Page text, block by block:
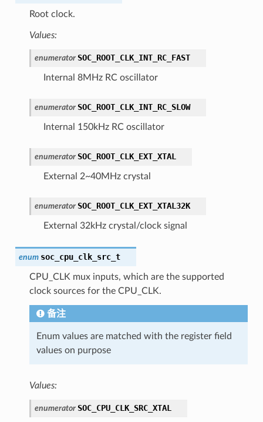
Root clock.
Values:
enumerator SOC_ROOT_CLK_INT_RC_FAST
Internal 8MHz RC oscillator
enumerator SOC_ROOT_CLK_INT_RC_SLOW
Internal 150kHz RC oscillator
enumerator SOC_ROOT_CLK_EXT_XTAL
External 2~40MHz crystal
enumerator SOC_ROOT_CLK_EXT_XTAL32K
External 32kHz crystal/clock signal
enum soc_cpu_clk_src_t
CPU_CLK mux inputs, which are the supported
clock sources for the CPU_CLK.
备注
Enum values are matched with the register field
values on purpose
Values:
enumerator SOC_CPU_CLK_SRC_XTAL